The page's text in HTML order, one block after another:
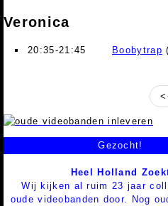
Veronica
20:35-21:45 Boobytrap
Gezocht!
Heel Holland
Wij kijken al ruim 23 jaar
oude videobanden door. Nog